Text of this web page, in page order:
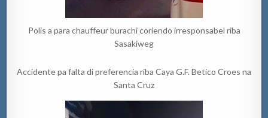
Polis a para chauffeur burachi coriendo irresponsabel riba
Sasakiweg
Accidente pa falta di preferencia riba Caya G.F. Betico Croes na
Santa Cruz